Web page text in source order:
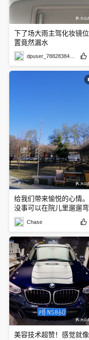
下了场大雨主驾化妆镜位
置竟然漏水
给我们带来愉悦的心情。
没事可以在院儿里遛遛弯
挺好
Chase
美容技术超赞！感觉就像